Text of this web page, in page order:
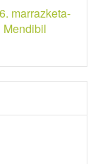
marrazketa-
Mendibil